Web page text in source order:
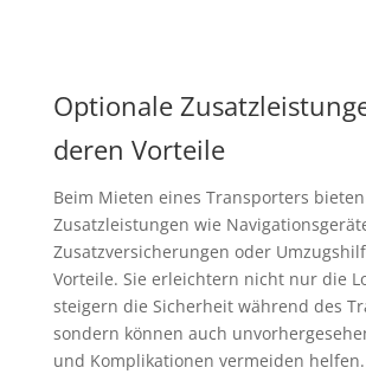
Optionale
deren Vorteile
Beim Mieten eines Transporters
Zusatzleistungen wie
Zusatzversicherungen oder
Vorteile. Sie erleichtern nicht nur die
steigern die Sicherheit während des
sondern können auch
und Komplikationen vermeiden